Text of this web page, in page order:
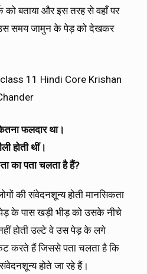
को बताया और इस तरह से वहाँ पर
समय जामुन के पेड़ को देखकर
11 Hindi Core Krishan
फलदार था।
होती थीं।
का पता चलता है हैं?
की संवेदनशून्य होती मानसिकता
के पास खड़ी भीड़ को उसके नीचे
होती उल्टे वे उस पेड़ के लगे
करते हैं जिससे पता चलता है कि
होते जा रहे हैं।